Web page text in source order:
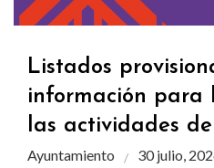
Listados
información para
las actividades
Ayuntamiento 30 julio,